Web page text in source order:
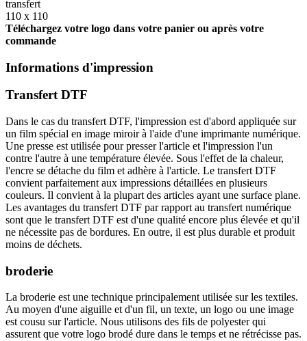
transfert
110 x 110
Téléchargez votre logo dans votre panier ou après votre
commande
Informations d'impression
Transfert DTF
Dans le cas du transfert DTF, l'impression est d'abord appliquée sur
un film spécial en image miroir à l'aide d'une imprimante numérique.
Une presse est utilisée pour presser l'article et l'impression l'un
contre l'autre à une température élevée. Sous l'effet de la chaleur,
l'encre se détache du film et adhère à l'article. Le transfert DTF
convient parfaitement aux impressions détaillées en plusieurs
couleurs. Il convient à la plupart des articles ayant une surface plane.
Les avantages du transfert DTF par rapport au transfert numérique
sont que le transfert DTF est d'une qualité encore plus élevée et qu'il
ne nécessite pas de bordures. En outre, il est plus durable et produit
moins de déchets.
broderie
La broderie est une technique principalement utilisée sur les textiles.
Au moyen d'une aiguille et d'un fil, un texte, un logo ou une image
est cousu sur l'article. Nous utilisons des fils de polyester qui
assurent que votre logo brodé dure dans le temps et ne rétrécisse pas.